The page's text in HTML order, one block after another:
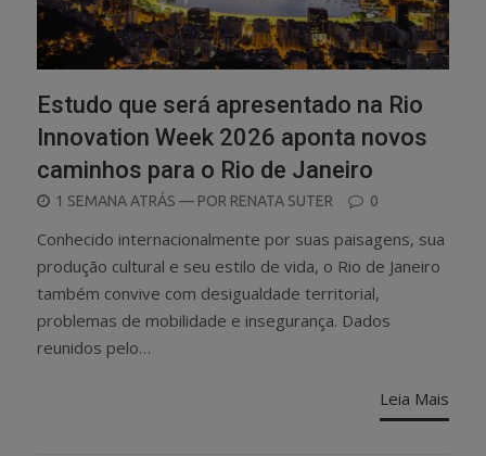
Estudo que será apresentado na Rio
Innovation Week 2026 aponta novos
caminhos para o Rio de Janeiro
POSTED
ON
1 SEMANA ATRÁS — POR RENATA SUTER 0
Conhecido internacionalmente por suas paisagens, sua
produção cultural e seu estilo de vida, o Rio de Janeiro
também convive com desigualdade territorial,
problemas de mobilidade e insegurança. Dados
reunidos pelo…
Leia Mais